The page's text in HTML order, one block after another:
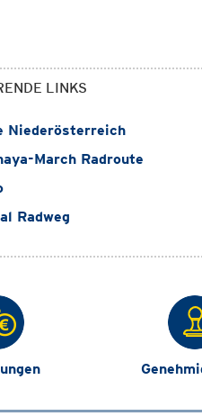
LINKS
Niederösterreich
March Radroute
Radweg